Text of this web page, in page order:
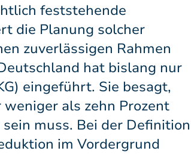
feststehende
die Planung solcher
zuverlässigen Rahmen
hat bislang nur
eingeführt. Sie besagt,
als zehn Prozent
muss. Bei der Definition
im Vordergrund